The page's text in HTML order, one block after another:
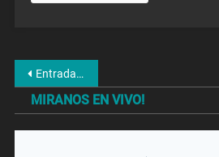
Navegación
de
entradas
Entradas anteriores
MIRANOS EN VIVO!